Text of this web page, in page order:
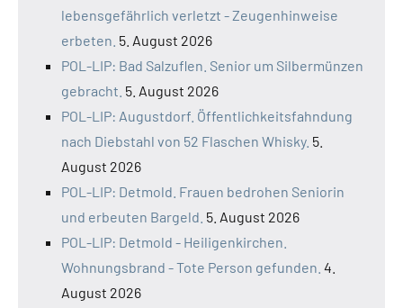
lebensgefährlich verletzt - Zeugenhinweise
erbeten. 5. August 2026
POL-LIP: Bad Salzuflen. Senior um Silbermünzen
gebracht. 5. August 2026
POL-LIP: Augustdorf. Öffentlichkeitsfahndung
nach Diebstahl von 52 Flaschen Whisky. 5.
August 2026
POL-LIP: Detmold. Frauen bedrohen Seniorin
und erbeuten Bargeld. 5. August 2026
POL-LIP: Detmold - Heiligenkirchen.
Wohnungsbrand - Tote Person gefunden. 4.
August 2026